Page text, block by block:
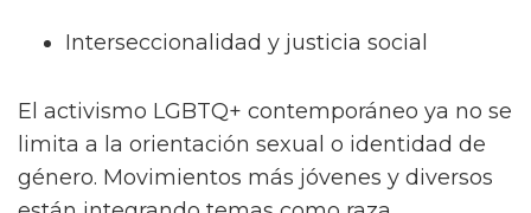
América Latina, Europa Occidental y algunos
países asiáticos, mientras que África y Medio
Oriente siguen siendo regiones marcadas por
la criminalización.